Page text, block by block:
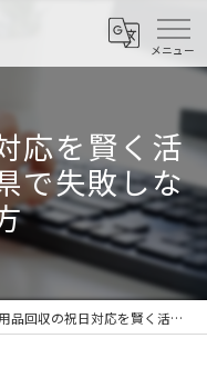
応を賢く活
で失敗しな
回収の祝日対応を賢く活用する方法と茨城県で失敗しない選び方